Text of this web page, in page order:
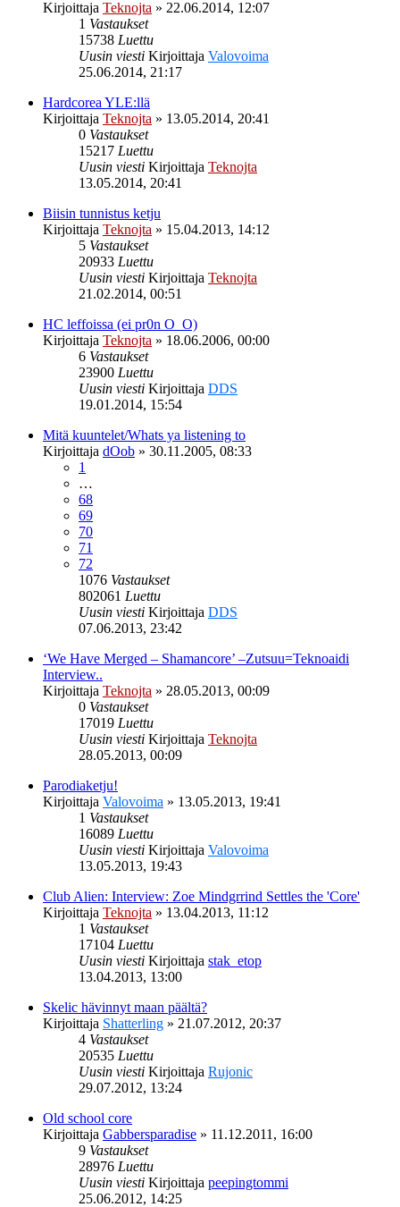
Kirjoittaja Teknojta » 22.06.2014, 12:07
1 Vastaukset
15738 Luettu
Uusin viesti Kirjoittaja Valovoima
25.06.2014, 21:17
Hardcorea YLE:llä
Kirjoittaja Teknojta » 13.05.2014, 20:41
0 Vastaukset
15217 Luettu
Uusin viesti Kirjoittaja Teknojta
13.05.2014, 20:41
Biisin tunnistus ketju
Kirjoittaja Teknojta » 15.04.2013, 14:12
5 Vastaukset
20933 Luettu
Uusin viesti Kirjoittaja Teknojta
21.02.2014, 00:51
HC leffoissa (ei pr0n O_O)
Kirjoittaja Teknojta » 18.06.2006, 00:00
6 Vastaukset
23900 Luettu
Uusin viesti Kirjoittaja DDS
19.01.2014, 15:54
Mitä kuuntelet/Whats ya listening to
Kirjoittaja dOob » 30.11.2005, 08:33
1
…
68
69
70
71
72
1076 Vastaukset
802061 Luettu
Uusin viesti Kirjoittaja DDS
07.06.2013, 23:42
‘We Have Merged – Shamancore’ –Zutsuu=Teknoaidi
Interview..
Kirjoittaja Teknojta » 28.05.2013, 00:09
0 Vastaukset
17019 Luettu
Uusin viesti Kirjoittaja Teknojta
28.05.2013, 00:09
Parodiaketju!
Kirjoittaja Valovoima » 13.05.2013, 19:41
1 Vastaukset
16089 Luettu
Uusin viesti Kirjoittaja Valovoima
13.05.2013, 19:43
Club Alien: Interview: Zoe Mindgrrind Settles the 'Core'
Kirjoittaja Teknojta » 13.04.2013, 11:12
1 Vastaukset
17104 Luettu
Uusin viesti Kirjoittaja stak_etop
13.04.2013, 13:00
Skelic hävinnyt maan päältä?
Kirjoittaja Shatterling » 21.07.2012, 20:37
4 Vastaukset
20535 Luettu
Uusin viesti Kirjoittaja Rujonic
29.07.2012, 13:24
Old school core
Kirjoittaja Gabbersparadise » 11.12.2011, 16:00
9 Vastaukset
28976 Luettu
Uusin viesti Kirjoittaja peepingtommi
25.06.2012, 14:25